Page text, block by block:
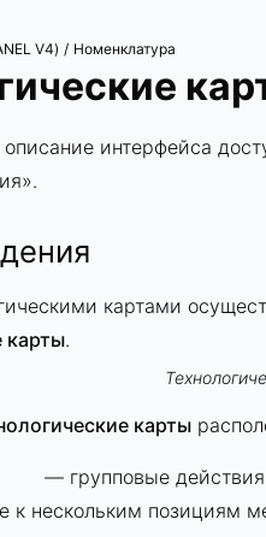
V4) / Номенклатура
интерфейса
».
картами
карты.
карты
— групповые
к нескольким позициям